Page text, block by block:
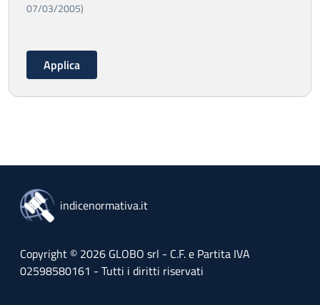
07/03/2005)
indicenormativa.it
Copyright © 2026 GLOBO srl - C.F. e Partita IVA
02598580161 - Tutti i diritti riservati